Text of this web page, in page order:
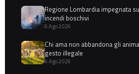
Regione Lombardia impegnata
incendi boschivi
6 Ago 2026
Chi ama non abbandona gli
gesto illegale
6 Ago 2026